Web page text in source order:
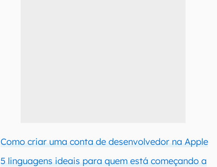
Como criar uma conta de desenvolvedor na Apple
5 linguagens ideais para quem está começando a